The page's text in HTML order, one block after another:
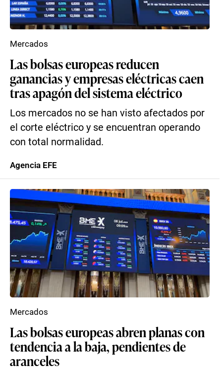
Las bolsas europeas reducen
ganancias y empresas eléctricas caen
tras apagón del sistema eléctrico
Los mercados no se han visto afectados por
el corte eléctrico y se encuentran operando
con total normalidad.
Mercados
Agencia EFE
Las bolsas europeas abren planas con
tendencia a la baja, pendientes de
aranceles
Mercados